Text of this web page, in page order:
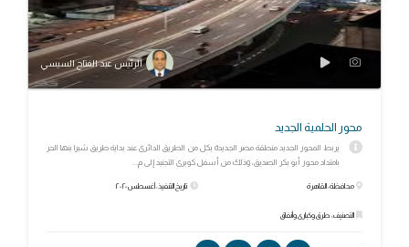
الرئيس عبد الفتاح السيسي
محور الحلمية الجديد
يربط المحور الجديد منطقة مصر الجديدة بكل من الطريق الدائرى عند بداية طريق شبرا بنها الحر
بامتداد محور أبو بكر الصديق، وذلك من أسفل كوبرى التجنيد إلى م...
محافظة: القاهرة
التصنيف: طرق وكبارى وأنفاق
تاريخ التنفيذ: أغسطس ٢٠٢٠